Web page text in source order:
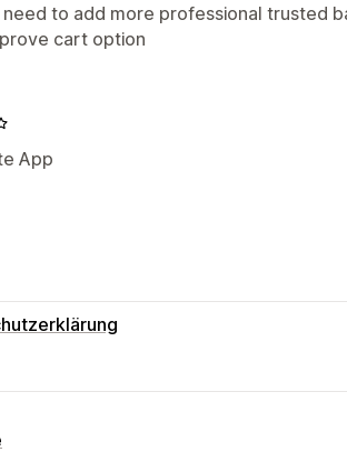
to add more professional trusted
cart option
App